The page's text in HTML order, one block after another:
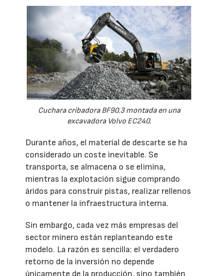
Cuchara cribadora BF90.3 montada en una
excavadora Volvo EC240.
Durante años, el material de descarte se ha
considerado un coste inevitable. Se
transporta, se almacena o se elimina,
mientras la explotación sigue comprando
áridos para construir pistas, realizar rellenos
o mantener la infraestructura interna.
Sin embargo, cada vez más empresas del
sector minero están replanteando este
modelo. La razón es sencilla: el verdadero
retorno de la inversión no depende
únicamente de la producción, sino también